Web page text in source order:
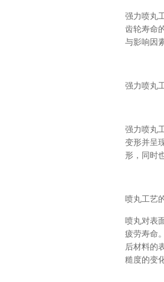
强力喷丸
齿轮寿命
与影响因素
强力喷丸
强力喷丸
变形并呈
形，同时
喷丸工艺
喷丸对表
疲劳寿命
后材料的
糙度的变